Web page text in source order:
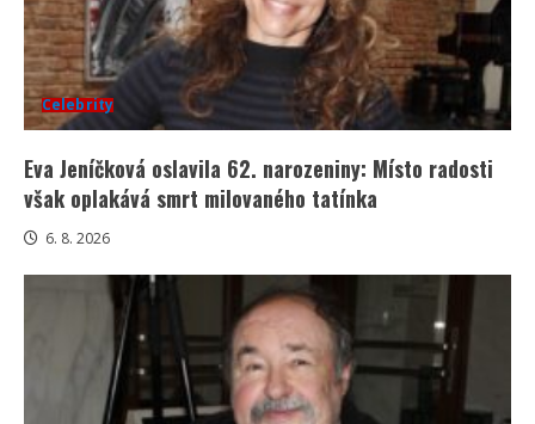
Celebrity
Eva Jeníčková oslavila 62. narozeniny: Místo radosti
však oplakává smrt milovaného tatínka
6. 8. 2026